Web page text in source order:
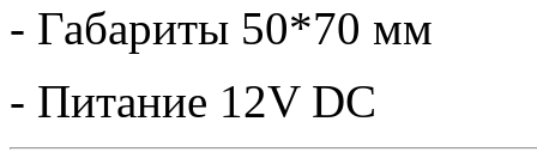
- Габариты 50*70 мм
- Питание 12V DC